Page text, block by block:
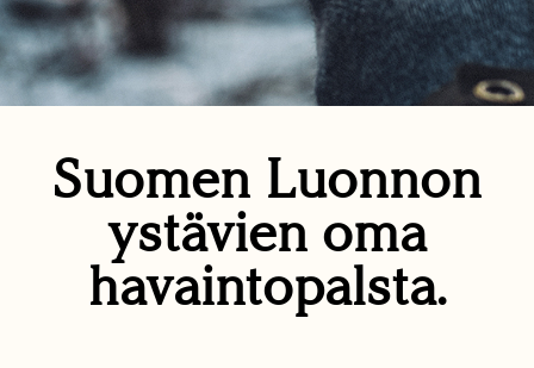
Suomen Luonnon
ystävien oma
havaintopalsta.